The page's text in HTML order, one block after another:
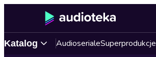
Katalog AudioserialeSuperprodukcje